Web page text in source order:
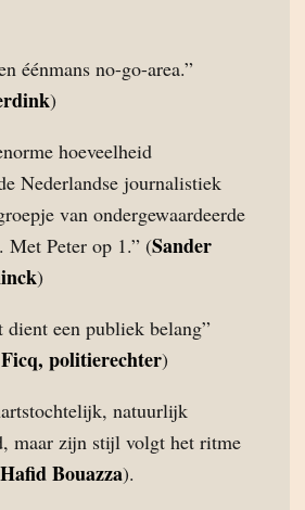
éénmans no-go-area.”
)
hoeveelheid
Nederlandse journalistiek
van ondergewaardeerde
Met Peter op 1.” (Sander
)
dient een publiek belang”
politierechter)
natuurlijk
maar zijn stijl volgt het ritme
Hafid Bouazza).